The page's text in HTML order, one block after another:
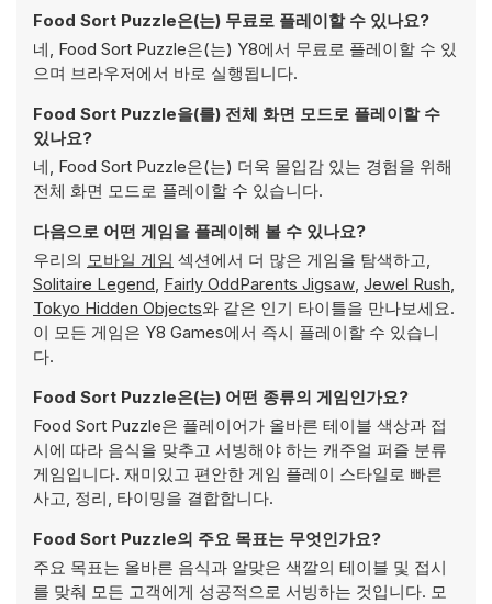
Food Sort Puzzle은(는) 무료로 플레이할 수 있나요?
네, Food Sort Puzzle은(는) Y8에서 무료로 플레이할 수 있
으며 브라우저에서 바로 실행됩니다.
Food Sort Puzzle을(를) 전체 화면 모드로 플레이할 수
있나요?
네, Food Sort Puzzle은(는) 더욱 몰입감 있는 경험을 위해
전체 화면 모드로 플레이할 수 있습니다.
다음으로 어떤 게임을 플레이해 볼 수 있나요?
우리의 모바일 게임 섹션에서 더 많은 게임을 탐색하고,
Solitaire Legend, Fairly OddParents Jigsaw, Jewel Rush,
Tokyo Hidden Objects와 같은 인기 타이틀을 만나보세요.
이 모든 게임은 Y8 Games에서 즉시 플레이할 수 있습니
다.
Food Sort Puzzle은(는) 어떤 종류의 게임인가요?
Food Sort Puzzle은 플레이어가 올바른 테이블 색상과 접
시에 따라 음식을 맞추고 서빙해야 하는 캐주얼 퍼즐 분류
게임입니다. 재미있고 편안한 게임 플레이 스타일로 빠른
사고, 정리, 타이밍을 결합합니다.
Food Sort Puzzle의 주요 목표는 무엇인가요?
주요 목표는 올바른 음식과 알맞은 색깔의 테이블 및 접시
를 맞춰 모든 고객에게 성공적으로 서빙하는 것입니다. 모